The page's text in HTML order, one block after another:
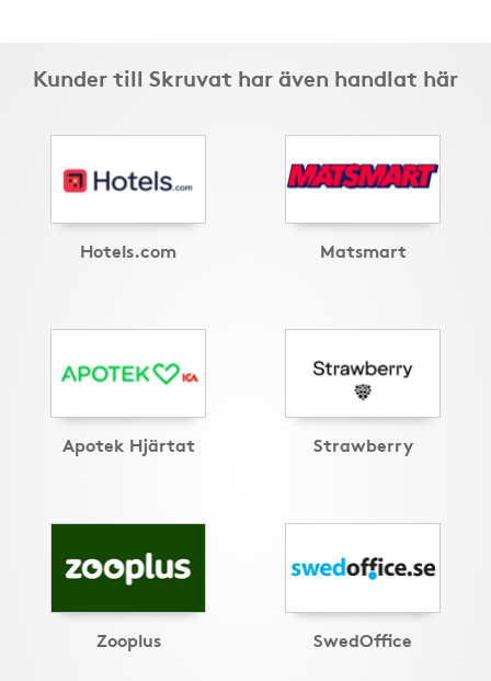
Kunder till Skruvat har även handlat här
Hotels.com Matsmart
Apotek Hjärtat Strawberry
Zooplus SwedOffice